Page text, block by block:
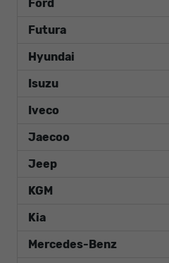
Ford
Futura
Hyundai
Isuzu
Iveco
Jaecoo
Jeep
KGM
Kia
Mercedes-Benz